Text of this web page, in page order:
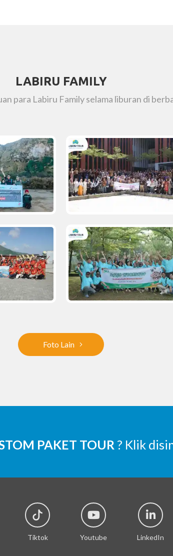
LABIRU FAMILY
para Labiru Family selama liburan di
Foto Lain
PAKET TOUR ? Klik
Tiktok Youtube LinkedIn